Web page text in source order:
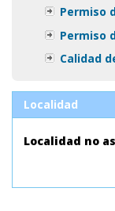
Permiso
Permiso
Calidad
Localidad
Localidad no